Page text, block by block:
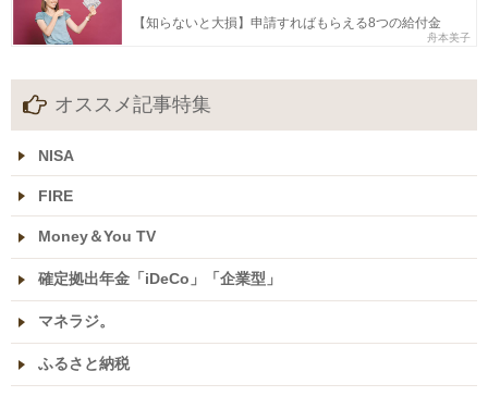
【知らないと大損】申請すればもらえる8つの給付金
舟本美子
オススメ記事特集
NISA
FIRE
Money＆You TV
確定拠出年金「iDeCo」「企業型」
マネラジ。
ふるさと納税